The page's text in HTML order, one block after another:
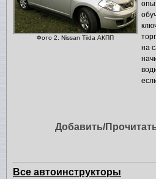
Фото 2. Nissan Tiida АКПП
на
Добавить/
Все автоинструкторы